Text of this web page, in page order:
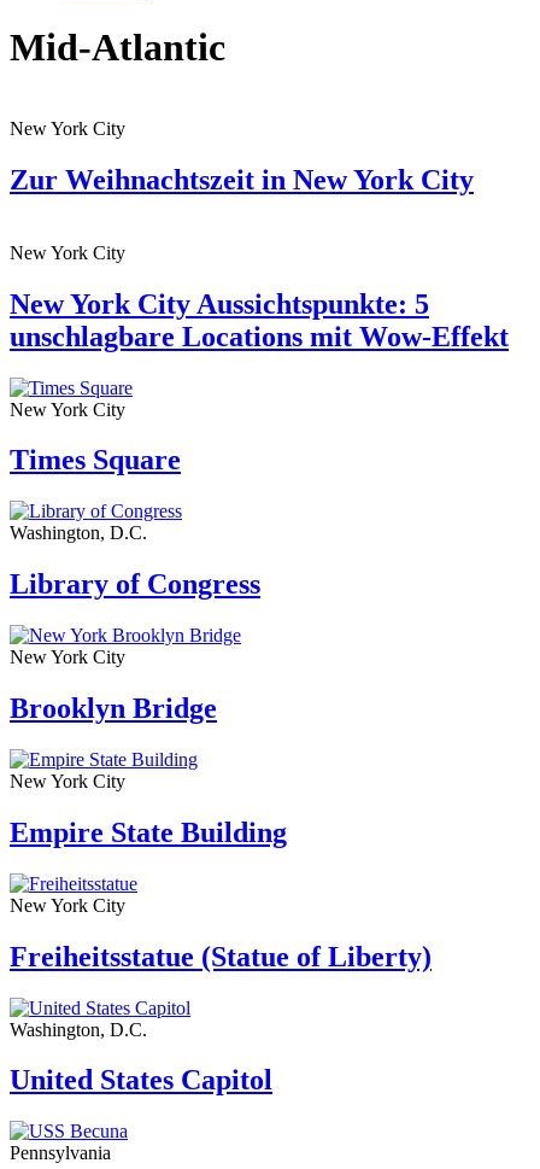
Mid-Atlantic
New York City
Zur Weihnachtszeit in New York City
New York City
New York City Aussichtspunkte: 5
unschlagbare Locations mit Wow-Effekt
New York City
Times Square
Washington, D.C.
Library of Congress
New York City
Brooklyn Bridge
New York City
Empire State Building
New York City
Freiheitsstatue (Statue of Liberty)
Washington, D.C.
United States Capitol
Pennsylvania